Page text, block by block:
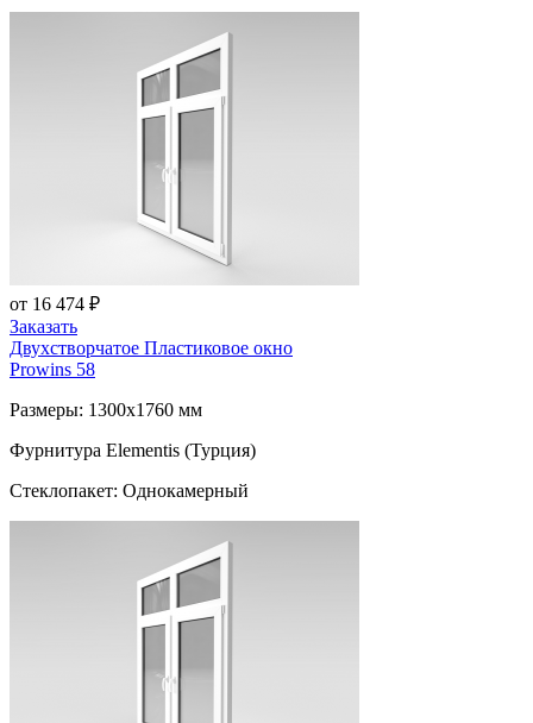
от 16 474 ₽
Заказать
Двухстворчатое Пластиковое окно
Prowins 58
Размеры: 1300x1760 мм
Фурнитура Elementis (Турция)
Стеклопакет: Однокамерный